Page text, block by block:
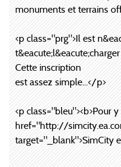
monuments et terrains
<p class="prg">Il est
Cette inscription
est assez simple...</p>
<p class="bleu"><b>Pour
href="http://
target="_blank">SimCity